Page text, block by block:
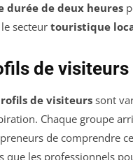
durée de deux heures
secteurtouristique
de
de visiteurs sont
Chaque groupe
de comprendre
que les professionnels